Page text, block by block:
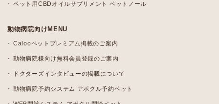
ペット用CBDオイルサプリメント ペットノール
動物病院向けMENU
Calooペットプレミアム掲載のご案内
動物病院様向け無料会員登録のご案内
ドクターズインタビューの掲載について
動物病院予約システム アポクル予約ペット